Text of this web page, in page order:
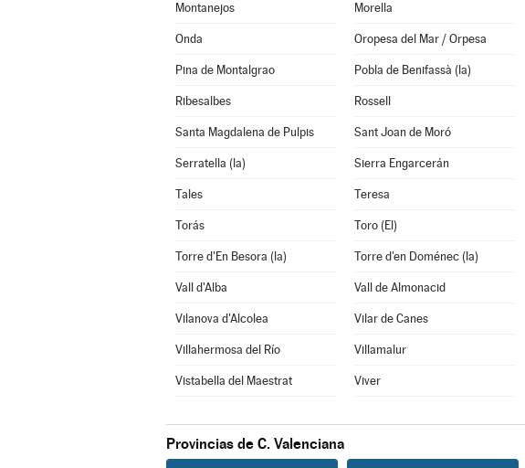
Montanejos Morella
Onda Oropesa del Mar / Orpesa
Pina de Montalgrao Pobla de Benifassà (la)
Ribesalbes Rossell
Santa Magdalena de Pulpis Sant Joan de Moró
Serratella (la) Sierra Engarcerán
Tales Teresa
Torás Toro (El)
Torre d'En Besora (la) Torre d'en Doménec (la)
Vall d'Alba Vall de Almonacid
Vilanova d'Alcolea Vilar de Canes
Villahermosa del Río Villamalur
Vistabella del Maestrat Viver
Provincias de C. Valenciana